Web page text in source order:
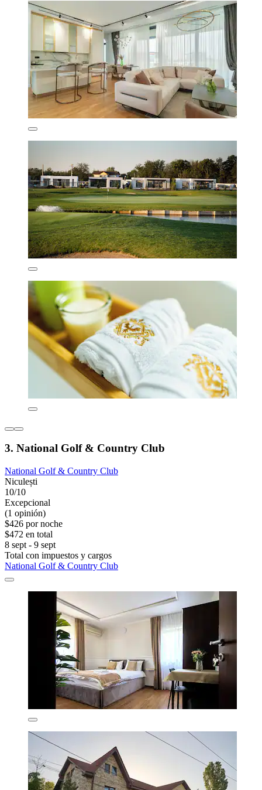
3. National Golf & Country Club
National Golf & Country Club
Niculești
10/10
Excepcional
(1 opinión)
$426 por noche
$472 en total
8 sept - 9 sept
Total con impuestos y cargos
National Golf & Country Club